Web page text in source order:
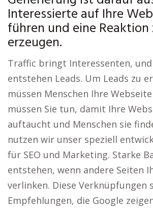
Interessierte auf Ihre
führen und eine Reaktion
erzeugen.
Traffic bringt Interessenten,
entstehen Leads. Um Leads zu
müssen Menschen Ihre
müssen Sie tun, damit Ihre
auftaucht und Menschen sie
nutzen wir unser speziell
für SEO und Marketing. Starke
entstehen, wenn andere Seiten
verlinken. Diese Verknüpfungen
Empfehlungen, die Google